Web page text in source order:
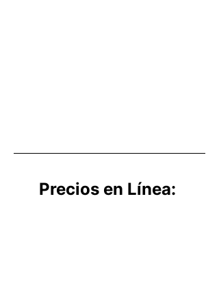
Precios en Línea: